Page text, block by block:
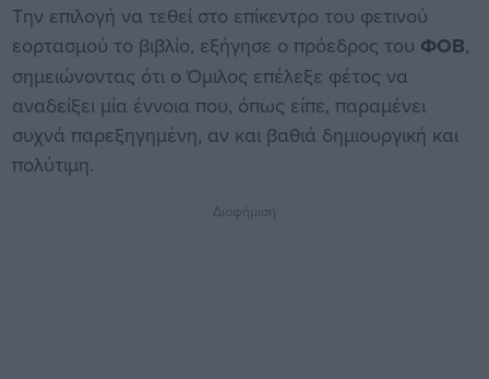
Την επιλογή να τεθεί στο επίκεντρο του φετινού
εορτασμού το βιβλίο, εξήγησε ο πρόεδρος του ΦΟΒ,
σημειώνοντας ότι ο Όμιλος επέλεξε φέτος να
αναδείξει μία έννοια που, όπως είπε, παραμένει
συχνά παρεξηγημένη, αν και βαθιά δημιουργική και
πολύτιμη.
Διαφήμιση